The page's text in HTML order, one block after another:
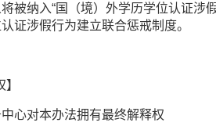
被纳入“国（境）外学历学位认证涉
证涉假行为建立联合惩戒制度。
】
对本办法拥有最终解释权